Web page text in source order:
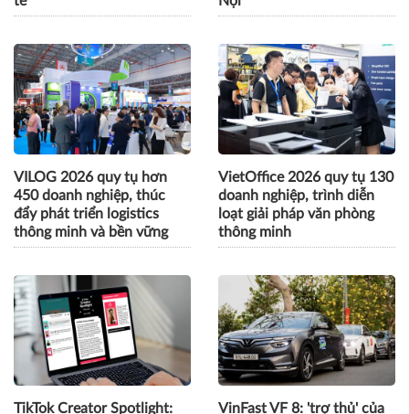
AI-Ready Workforce 2026:
Doanh nghiệp tìm lời giải
đưa AI vào vận hành thực
tế
AI và thương mại điện tử
mở động lực tăng trưởng
mới cho doanh nghiệp Hà
Nội
VILOG 2026 quy tụ hơn
450 doanh nghiệp, thúc
đẩy phát triển logistics
thông minh và bền vững
VietOffice 2026 quy tụ 130
doanh nghiệp, trình diễn
loạt giải pháp văn phòng
thông minh